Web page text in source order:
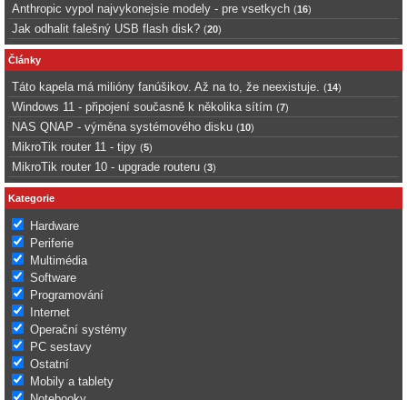
Anthropic vypol najvykonejsie modely - pre vsetkych (16)
Jak odhalit falešný USB flash disk? (20)
Články
Táto kapela má milióny fanúšikov. Až na to, že neexistuje. (14)
Windows 11 - připojení současně k několika sítím (7)
NAS QNAP - výměna systémového disku (10)
MikroTik router 11 - tipy (5)
MikroTik router 10 - upgrade routeru (3)
Kategorie
Hardware
Periferie
Multimédia
Software
Programování
Internet
Operační systémy
PC sestavy
Ostatní
Mobily a tablety